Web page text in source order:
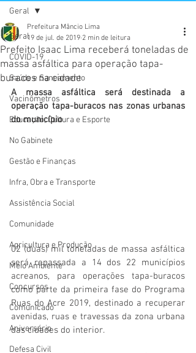
Geral
COVID-19
Saúde e Saneamento
Vacinômetros
Educação, Cultura e Esporte
No Gabinete
Gestão e Finanças
Infra, Obra e Transporte
Assistência Social
Comunidade
Agricultura e Produção
Meio Ambiente
Concursos
Comunicado
Aniversário
Defesa Civil
Geral
Prefeito Isaac Lima receberá toneladas de
massa asfáltica para operação tapa-
buracos na cidade
Prefeitura Mâncio Lima
19 de jul. de 2019 2 min de leitura
A massa asfáltica será destinada a
operação tapa-buracos nas zonas urbanas
do município
02 (duas) mil toneladas de massa asfáltica
será repassada a 14 dos 22 municípios
acreanos, para operações tapa-buracos
como parte da primeira fase do Programa
Ruas do Acre 2019, destinado a recuperar
avenidas, ruas e travessas da zona urbana
das cidades do interior.